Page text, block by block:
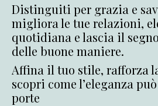
Distinguiti per grazia e
migliora le tue relazioni,
quotidiana e lascia il
delle buone maniere.
Affina il tuo stile, rafforza
scopri come l’eleganza
porte